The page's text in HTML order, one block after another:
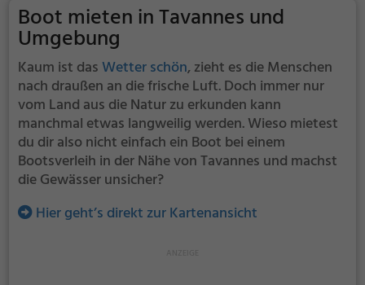
Boot mieten in Tavannes und
Umgebung
Kaum ist dasWetter schön, zieht es die Menschen
nach draußen an die frische Luft. Doch immer nur
vom Land aus die Natur zu erkunden kann
manchmal etwas langweilig werden. Wieso mietest
du dir also nicht einfach ein Boot bei einem
Bootsverleih in der Nähe von Tavannes und machst
die Gewässer unsicher?
Hier geht’s direkt zur Kartenansicht